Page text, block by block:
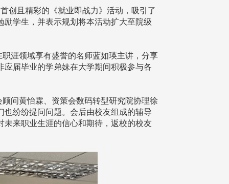
创且精彩的《就业即战力》活动，吸引了
学生，并表示规划将本活动扩大至院级
涯领域享有盛誉的名师蓝如瑛主讲，分享
届毕业的学弟妹在大学期间积极参与各
问黄怡霖、资策会数码转型研究院协理徐
纷纷提问问题。会后由校友组成的辅导
来职业生涯的信心和期待，返校的校友